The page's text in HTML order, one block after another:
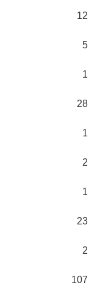
12
5
1
28
1
2
1
23
2
107